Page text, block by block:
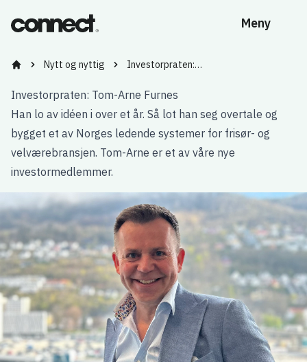
Meny
Nytt og nyttig Investorpraten:…
Investorpraten: Tom-Arne Furnes
Han lo av idéen i over et år. Så lot han seg overtale og
bygget et av Norges ledende systemer for frisør- og
velværebransjen. Tom-Arne er et av våre nye
investormedlemmer.